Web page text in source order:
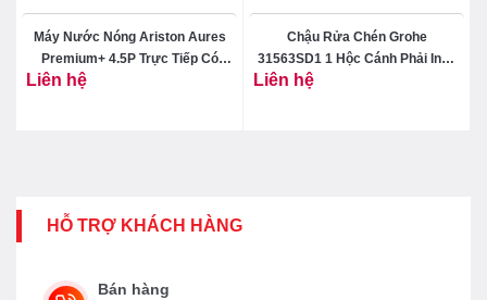
Máy Nước Nóng Ariston Aures
Premium+ 4.5P Trực Tiếp Có
Liên hệ
Chậu Rửa Chén Grohe
31563SD1 1 Hộc Cánh Phải Inox
Liên hệ
HỖ TRỢ KHÁCH HÀNG
Bán hàng